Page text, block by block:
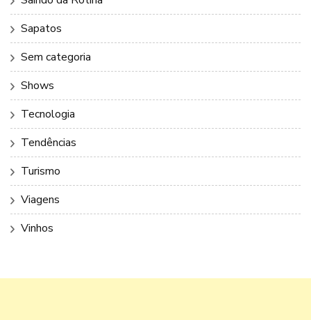
Sapatos
Sem categoria
Shows
Tecnologia
Tendências
Turismo
Viagens
Vinhos